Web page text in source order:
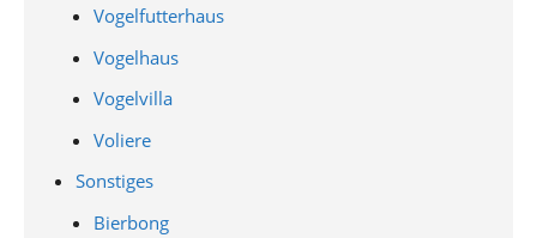
Vogelfutterhaus
Vogelhaus
Vogelvilla
Voliere
Sonstiges
Bierbong